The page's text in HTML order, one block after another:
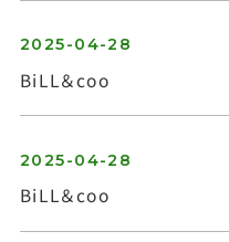
2025-04-28
BiLL＆coo
2025-04-28
BiLL＆coo